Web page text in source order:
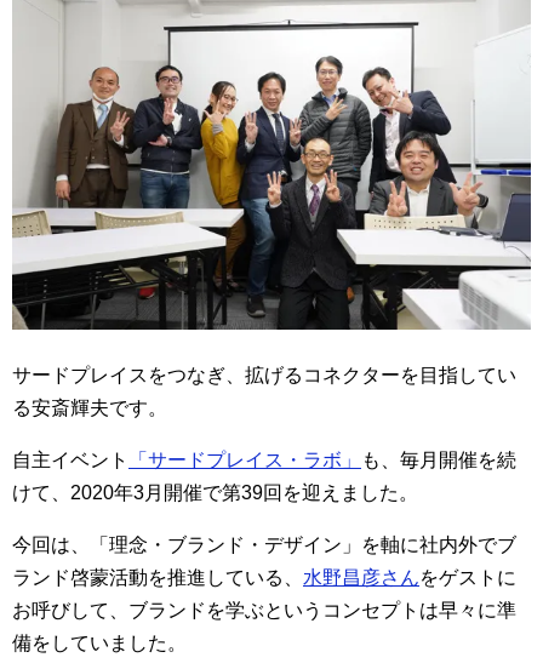
サードプレイスをつなぎ、拡げるコネクターを目指してい
る安斎輝夫です。
自主イベント 「サードプレイス・ラボ」
も、毎月開催を続
けて、2020年3月開催で第39回を迎えました。
今回は、「理念・ブランド・デザイン」を軸に社内外でブ
ランド啓蒙活動を推進している、 水野昌彦さんをゲストに
お呼びして、ブランドを学ぶというコンセプトは早々に準
備をしていました。